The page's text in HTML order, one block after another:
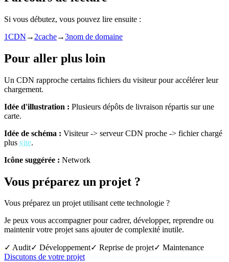
Si vous débutez, vous pouvez lire ensuite :
1CDN → 2cache→3nom de domaine
Pour aller plus loin
Un CDN rapproche certains fichiers du visiteur pour accélérer leur
chargement.
Idée d'illustration : Plusieurs dépôts de livraison répartis sur une
carte.
Idée de schéma : Visiteur -> serveur CDN proche -> fichier chargé
plus vite.
Icône suggérée : Network
Vous préparez un projet ?
Vous préparez un projet utilisant cette technologie ?
Je peux vous accompagner pour cadrer, développer, reprendre ou
maintenir votre projet sans ajouter de complexité inutile.
✓ Audit✓ Développement✓ Reprise de projet✓ Maintenance
Discutons de votre projet